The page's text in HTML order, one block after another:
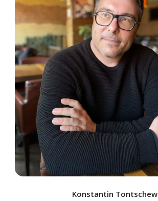
Konstantin Tontschew